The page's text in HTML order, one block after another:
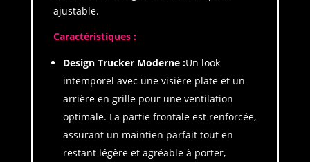
ajustable.
Caractéristiques :
Design Trucker Moderne :Un look
intemporel avec une visière plate et un
arrière en grille pour une ventilation
optimale. La partie frontale est renforcée,
assurant un maintien parfait tout en
restant légère et agréable à porter,